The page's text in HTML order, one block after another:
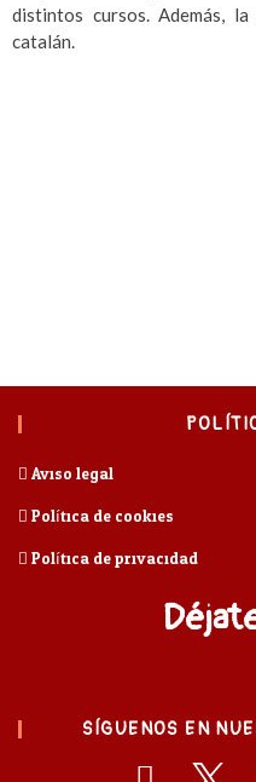
distintos cursos. Además,
catalán.
Aviso legal
Política de cookies
Política de privacidad
SÍGUENOS EN